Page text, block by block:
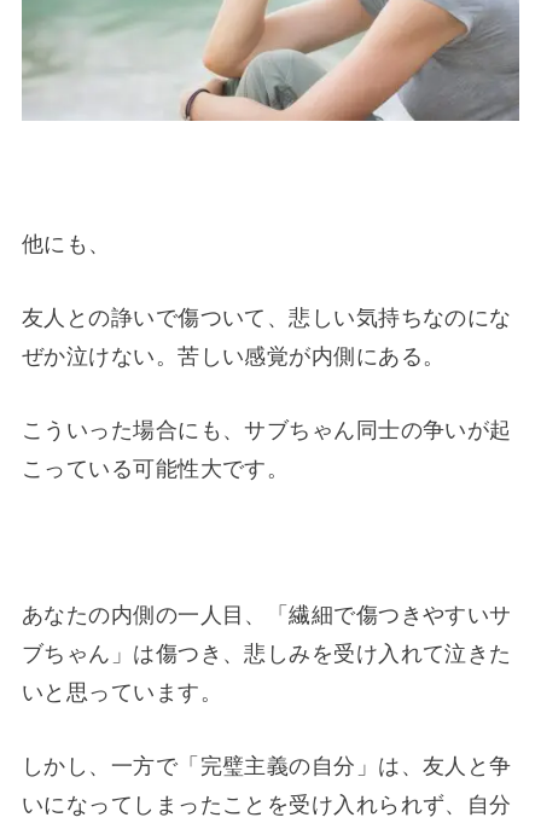
他にも、
友人との諍いで傷ついて、悲しい気持ちなのにな
ぜか泣けない。苦しい感覚が内側にある。
こういった場合にも、サブちゃん同士の争いが起
こっている可能性大です。
あなたの内側の一人目、「繊細で傷つきやすいサ
ブちゃん」は傷つき、悲しみを受け入れて泣きた
いと思っています。
しかし、一方で「完璧主義の自分」は、友人と争
いになってしまったことを受け入れられず、自分